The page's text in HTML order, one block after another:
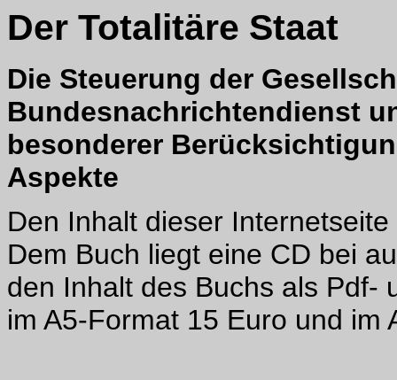
Der Totalitäre Staat
Die Steuerung der
Bundesnachrichtendienst
besonderer
Aspekte
Den Inhalt dieser
Dem Buch liegt eine CD bei
den Inhalt des Buchs als Pdf-
im A5-Format 15 Euro und im